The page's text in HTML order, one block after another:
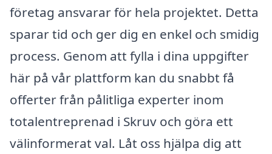
företag ansvarar för hela projektet. Detta
sparar tid och ger dig en enkel och smidig
process. Genom att fylla i dina uppgifter
här på vår plattform kan du snabbt få
offerter från pålitliga experter inom
totalentreprenad i Skruv och göra ett
välinformerat val. Låt oss hjälpa dig att